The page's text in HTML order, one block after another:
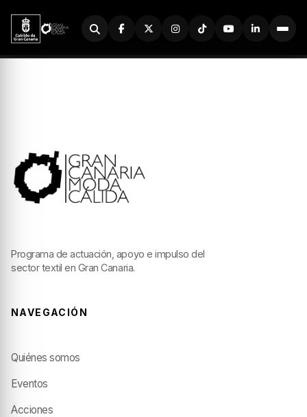
Buscador
Programa de actuación, apoyo e impulso del
sector textil en Gran Canaria.
NAVEGACIÓN
Quiénes somos
Eventos
Acciones